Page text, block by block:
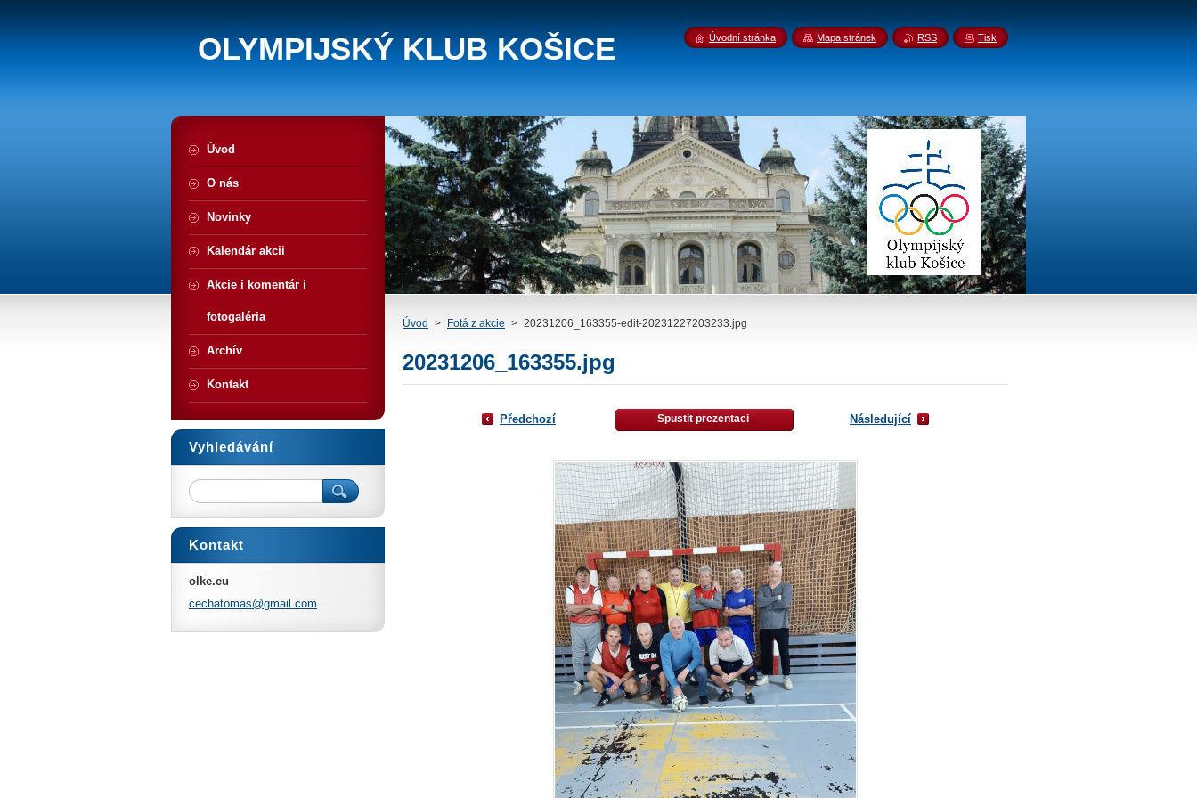
OLYMPIJSKÝ KLUB KOŠICE
Úvod > Fotá z akcie > 20231206_163355-edit-20231227203233.jpg
20231206_163355.jpg
Předchozí Spustit prezentaci Následující
Úvod
O nás
Novinky
Kalendár akcii
Akcie i komentár i
fotogaléria
Archív
Kontakt
Vyhledávání
Kontakt
olke.eu
cechatomas@gmail .com
Úvodní stránka Mapa stránek RSS Tisk